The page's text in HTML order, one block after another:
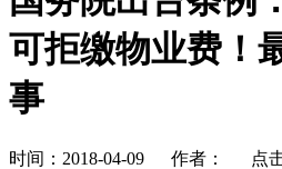
可拒缴物业费！
事
时间：2018-04-09 作者： 点击